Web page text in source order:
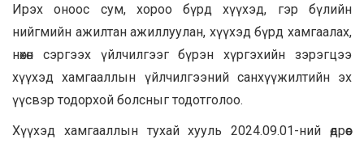
Ирэх оноос сум, хороо бүрд хүүхэд, гэр бүлийн
нийгмийн ажилтан ажиллуулан, хүүхэд бүрд хамгаалах,
нөхөн сэргээх үйлчилгээг бүрэн хүргэхийн зэрэгцээ
хүүхэд хамгааллын үйлчилгээний санхүүжилтийн эх
үүсвэр тодорхой болсныг тодотголоо.
Хүүхэд хамгааллын тухай хууль 2024.09.01-ний өдрөөс